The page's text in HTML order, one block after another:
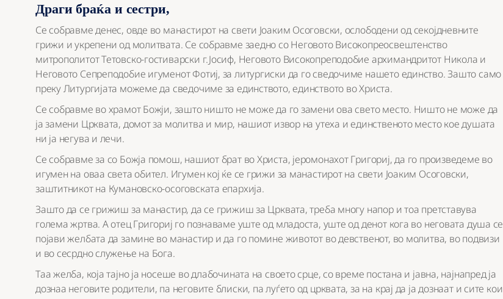
Драги браќа и сестри,
Се собравме денес, овде во манастирот на свети Јоаким Осоговски, ослободени од секојдневните
грижи и укрепени од молитвата. Се собравме заедно со Неговото Високопреосвештенство
митрополитот Тетовско-гостиварски г.Јосиф, Неговото Високопреподобие архимандритот Никола и
Неговото Сепреподобие игуменот Фотиј, за литургиски да го сведочиме нашето единство. Зашто само
преку Литургијата можеме да сведочиме за единството, единството во Христа.
Се собравме во храмот Божји, зашто ништо не може да го замени ова свето место. Ништо не може да
ја замени Црквата, домот за молитва и мир, нашиот извор на утеха и единственото место кое душата
ни ја негува и лечи.
Се собравме за со Божја помош, нашиот брат во Христа, јеромонахот Григориј, да го произведеме во
игумен на оваа света обител. Игумен кој ќе се грижи за манастирот на свети Јоаким Осоговски,
заштитникот на Кумановско-осоговската епархија.
Зашто да се грижиш за манастир, да се грижиш за Црквата, треба многу напор и тоа претставува
голема жртва. А отец Григориј го познаваме уште од младоста, уште од денот кога во неговата душа се
појави желбата да замине во манастир и да го помине животот во девственот, во молитва, во подвизи
и во сесрдно служење на Бога.
Таа желба, која тајно ја носеше во длабочината на своето срце, со време постана и јавна, најнапред ја
дознаа неговите родители, па неговите блиски, па луѓето од црквата, за на крај да ја дознаат и сите кои